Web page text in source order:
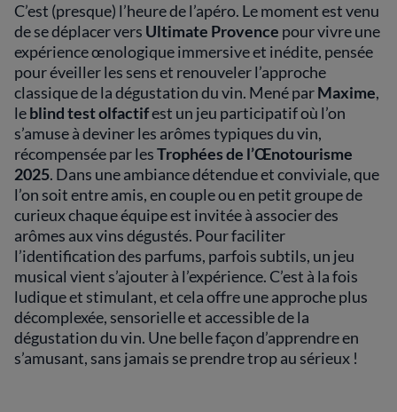
C’est (presque) l’heure de l’apéro. Le moment est venu
de se déplacer vers Ultimate Provence pour vivre une
expérience œnologique immersive et inédite, pensée
pour éveiller les sens et renouveler l’approche
classique de la dégustation du vin. Mené parMaxime,
leblind test olfactifest un jeu participatif où l’on
s’amuse à deviner les arômes typiques du vin,
récompensée par lesTrophées de l’Œnotourisme
2025. Dans une ambiance détendue et conviviale, que
l’on soit entre amis, en couple ou en petit groupe de
curieux chaque équipe est invitée à associer des
arômes aux vins dégustés. Pour faciliter
l’identification des parfums, parfois subtils, un jeu
musical vient s’ajouter à l’expérience. C’est à la fois
ludique et stimulant, et cela offre une approche plus
décomplexée, sensorielle et accessible de la
dégustation du vin. Une belle façon d’apprendre en
s’amusant, sans jamais se prendre trop au sérieux !